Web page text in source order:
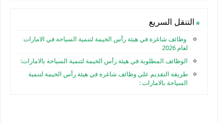
التنقل السريع
وظائف شاغرة في هيئة رأس الخيمة لتنمية السياحة في الامارات
لعام 2026
الوظائف المطلوبة في هيئة رأس الخيمة لتنمية السياحة بالامارات:
طريقة التقديم علي وظائف شاغرة في هيئة رأس الخيمة لتنمية
السياحة بالامارات :